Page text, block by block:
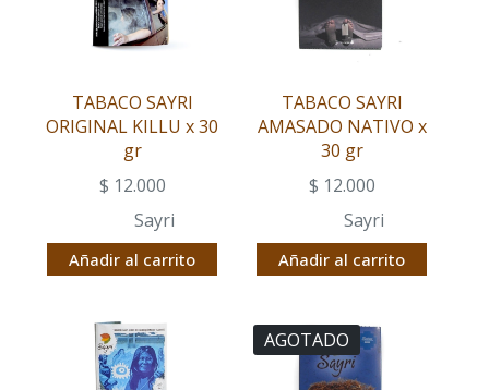
TABACO SAYRI
ORIGINAL KILLU x 30
gr
$ 12.000
Sayri
Añadir al carrito
TABACO SAYRI
AMASADO NATIVO x
30 gr
$ 12.000
Sayri
Añadir al carrito
AGOTADO